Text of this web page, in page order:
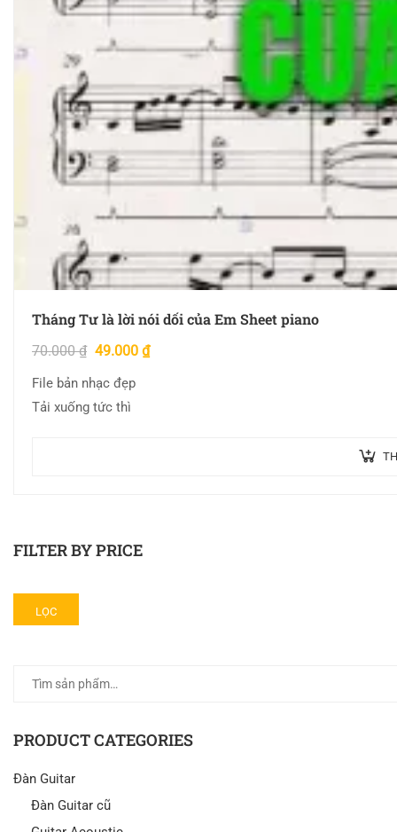
Tháng Tư là lời nói dối của Em Sheet piano
70.000₫ 49.000 ₫
File bản nhạc đẹp
Tải xuống tức thì
FILTER BY PRICE
LỌC
PRODUCT CATEGORIES
Đàn Guitar
Đàn Guitar cũ